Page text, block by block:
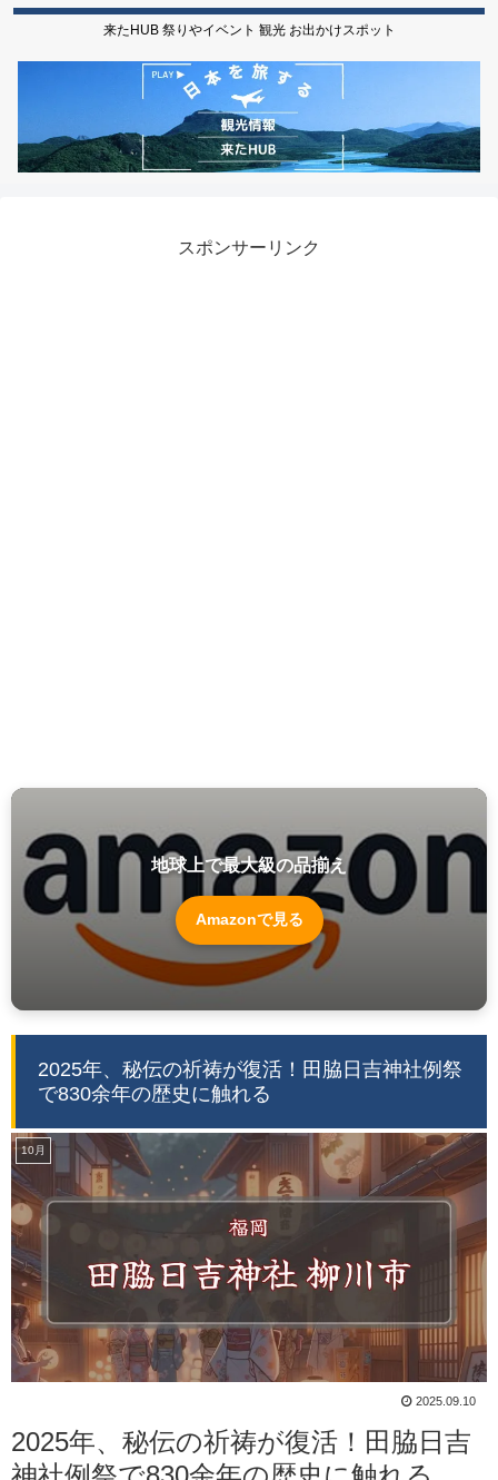
来たHUB 祭りやイベント 観光 お出かけスポット
スポンサーリンク
地球上で最大級の品揃え
Amazonで見る
2025年、秘伝の祈祷が復活！田脇日吉神社例祭
で830余年の歴史に触れる
10月
2025.09.10
2025年、秘伝の祈祷が復活！田脇日吉